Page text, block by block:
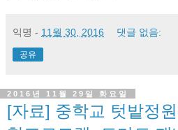
익명 - 11월 30, 2016 댓글 없음:
공유
2016년 11월 29일 화요일
[자료] 중학교 텃밭정